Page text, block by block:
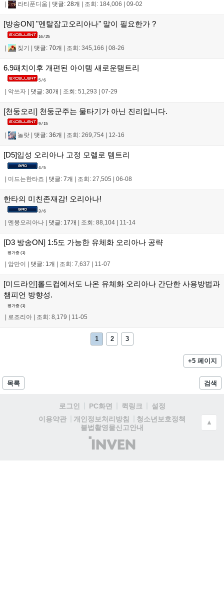
라티푼디움 댓글: 28개 조회: 184,006 09-02
[방송ON] "멘탈잡고오리아나" 말이 필요한가 ?
16 / 25
| 짖기 | 댓글: 70개 | 조회: 345,166 | 08-26
6.9패치이후 개편된 아이템 새로운탬트리
5 / 6
악쓰자 댓글: 30개 조회: 51,293 07-29
[천둥오리] 천둥군주는 물타기가 아닌 진리입니다.
9 / 15
놀랏 댓글: 36개 조회: 269,754 12-16
[D5]입성 오리아나 고정 모렐로 템트리
4 / 5
| 미드는한타죠 | 댓글: 7개 | 조회: 27,505 | 06-08
한타의 미친존재감! 오리아나!
3 / 6
멘붕오리아나 댓글: 17개 조회: 88,104 11-14
[D3 방송ON] 1:5도 가능한 유체화 오리아나 공략
평가중 (1)
암만이 댓글: 1개 조회: 7,637 11-07
[미드라인]롤드컵에서도 나온 유체화 오리아나 간단한 사용방법과
챔피언 방향성.
평가중 (1)
| 로조리아 | 조회: 8,179 | 11-05
1 2 3
+5 페이지
목록 검색
로그인 PC화면 퀵링크
설정
이용약관
개인정보처리방침
청소년보호정책
불법촬영물신고안내
(주)
인
▲